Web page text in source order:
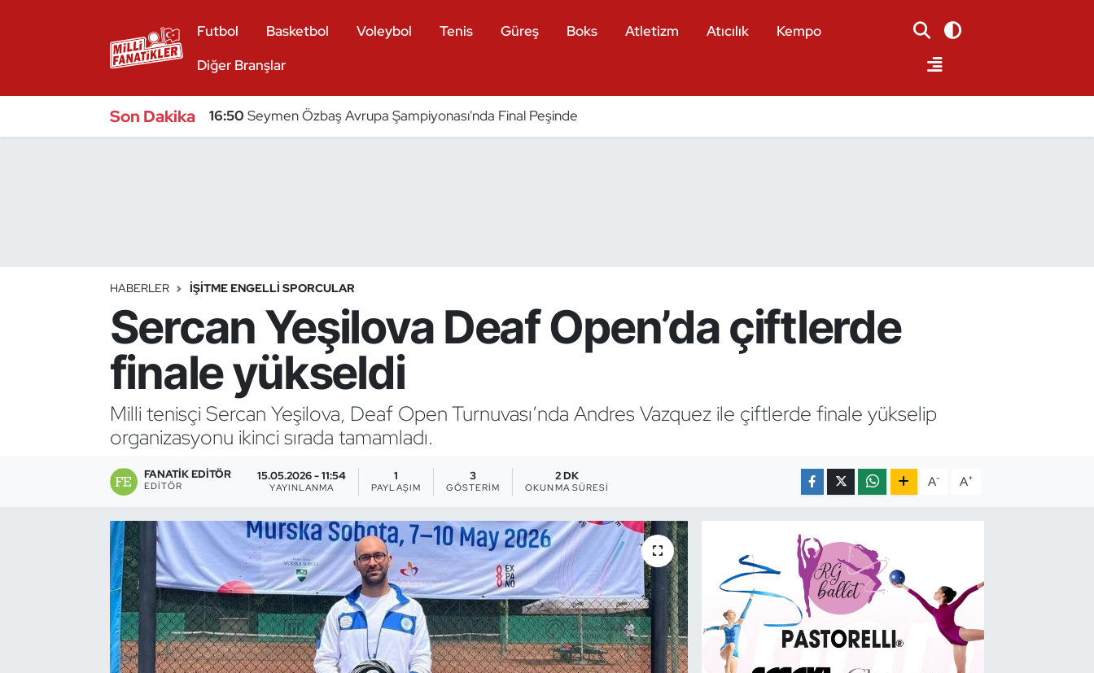
Futbol Basketbol Voleybol Tenis Güreş Boks Atletizm Atıcılık
Kempo
Diğer Branşlar
Son Dakika 16:50 Seymen Özbaş Avrupa Şampiyonası'nda Final Peşinde
HABERLER İŞITME ENGELLI SPORCULAR
Sercan Yeşilova Deaf Open’da çiftlerde
finale yükseldi
Milli tenisçi Sercan Yeşilova, Deaf Open Turnuvası’nda Andres Vazquez ile çiftlerde finale yükselip
organizasyonu ikinci sırada tamamladı.
FANATIK EDITÖR
EDITÖR
15.05.2026 - 11:54
YAYINLANMA
1
PAYLAŞIM
3
GÖSTERIM
2 DK
OKUNMA SÜRESI A- A+
Bocce Bowling Dart
Buz Hokeyi
Buz Pateni
Çim Hokeyi
Cimnastik